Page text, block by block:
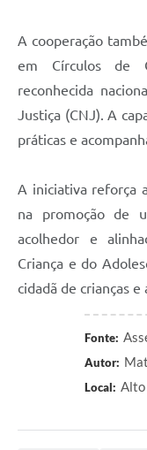
A cooperação
em Círculos de
reconhecida
Justiça (CNJ). A
práticas e
A iniciativa reforça
na promoção de
acolhedor e
Criança e do
cidadã de crianças
Fonte:
Autor:
Local: Alto